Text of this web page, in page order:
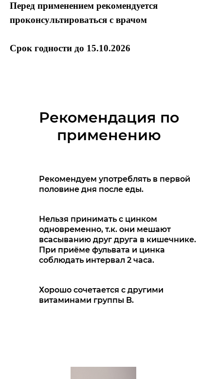
Перед применением рекомендуется
проконсультироваться с врачом
Срок годности до 15.10.2026
Рекомендация по
применению
Рекомендуем употреблять в первой
половине дня после еды.
Нельзя принимать с цинком
одновременно, т.к. они мешают
всасыванию друг друга в кишечнике.
При приёме фульвата и цинка
соблюдать интервал 2 часа.
Хорошо сочетается с другими
витаминами группы B.